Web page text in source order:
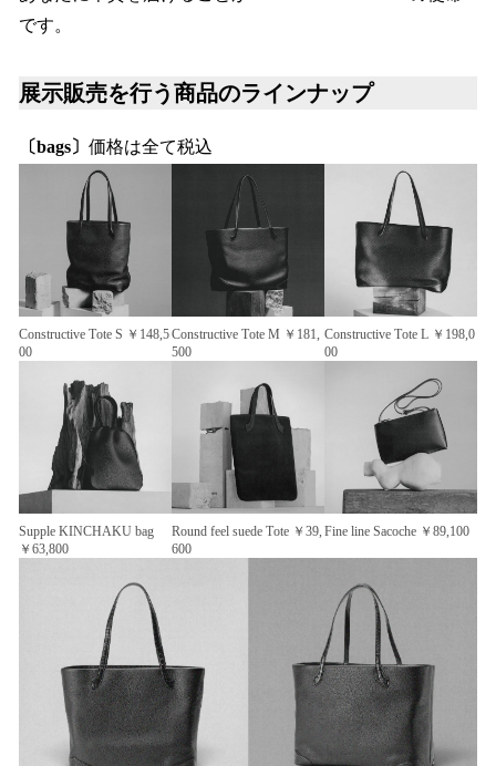
です。
展示販売を行う商品のラインナップ
〔bags〕 価格は全て税込
Constructive Tote S ￥148,5
00
Constructive Tote M ￥181,
500
Constructive Tote L ￥198,0
00
Supple KINCHAKU bag
￥63,800
Round feel suede Tote ￥39,
600
Fine line Sacoche ￥89,100